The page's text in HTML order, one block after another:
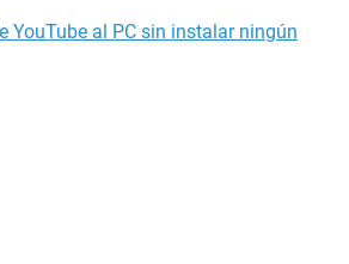
YouTube al PC sin instalar ningún